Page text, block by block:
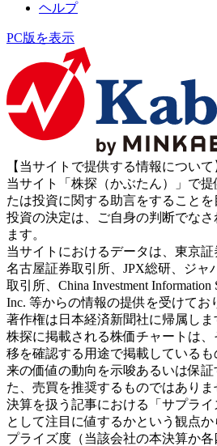
ヘルプ
PC版を表示
【当サイトで提供する情報について
当サイト「株探（かぶたん）」で
たは投資に関する助言をすることを
投資の決定は、ご自身の判断でな
ます。
当サイトにおけるデータは、東京証
名古屋証券取引所、JPX総研、ジャ
取引所、China Investment Information
Inc. 等からの情報の提供を受けてお
著作権は日本経済新聞社に帰属しま
株探に掲載される株価チャートは
移を確認する用途で掲載している
来の価値の動向を示唆あるいは保証
た、売買を推奨するものではありま
決算を扱う記事における「サプラ
として注目に値するかという観点
プライズ度（当該会社の本決算か